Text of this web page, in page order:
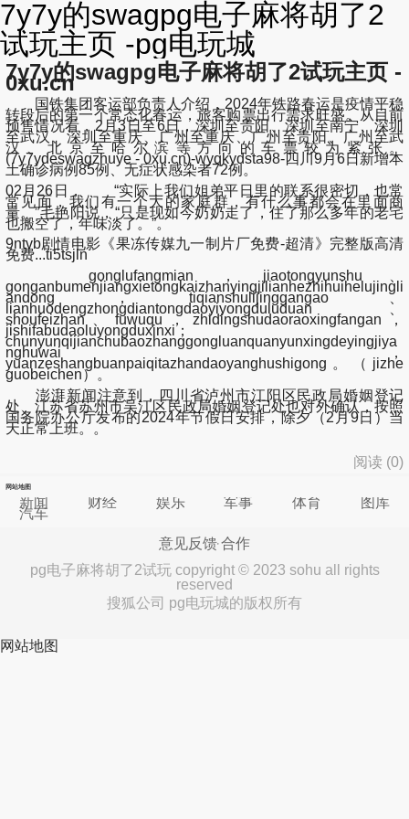
7y7y的swagpg电子麻将胡了2
试玩主页 -pg电玩城
7y7y的swagpg电子麻将胡了2试玩主页 -
0xu.cn
国铁集团客运部负责人介绍，2024年铁路春运是疫情平稳
转段后的第一个常态化春运，旅客购票出行需求旺盛。从目前
预售情况看，2月3日至6日，深圳至贵阳、深圳至南宁、深圳
至武汉、深圳至重庆、广州至重庆、广州至贵阳、广州至武
汉、北京至哈尔滨等方向的车票较为紧张。
(7y7ydeswagzhuye - 0xu.cn)-wyqkydsta98-四川9月6日新增本
土确诊病例85例、无症状感染者72例。
02月26日， “实际上我们姐弟平日里的联系很密切，也常
常见面，我们有一个大的家庭群，有什么事都会在里面商
量。”毛艳阳说，“只是现如今奶奶走了，住了那么多年的老宅
也搬空了，年味淡了。”。
9ntvb剧情电影《果冻传媒九一制片厂免费-超清》完整版高清
免费...ti5tsjln
gonglufangmian，jiaotongyunshu、
gonganbumenjiangxietongkaizhanyingjilianhezhihuihelujingli
andong，tiqianshulijinggangao、
lianhuodengzhongdiantongdaoyiyongduluduan、
shoufeizhan、fuwuqu，zhidingshudaoraoxingfangan，
jishifabudaoluyongduxinxi；
chunyunqijianchubaozhanggongluanquanyunxingdeyingjiya
nghuwai，
yuanzeshangbuanpaiqitazhandaoyanghushigong。（jizhe
guobeichen）。
澎湃新闻注意到，四川省泸州市江阳区民政局婚姻登记
处、江苏省苏州市吴江区民政局婚姻登记处也对外确认，按照
国务院办公厅发布的2024年节假日安排，除夕（2月9日）当
天正常上班。。
阅读 (0)
网站地图
新闻 财经 娱乐 军事 体育 图库
汽车
意见反馈 合作
pg电子麻将胡了2试玩 copyright © 2023 sohu all rights
reserved
搜狐公司 pg电玩城的版权所有
网站地图